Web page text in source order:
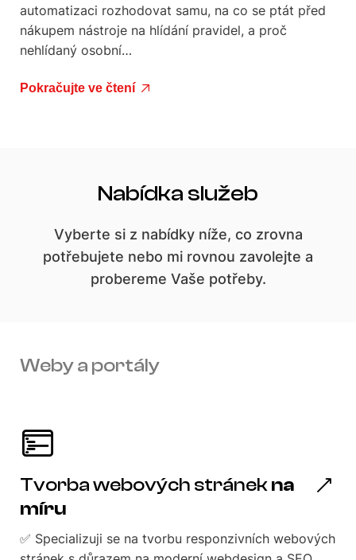
automatizaci rozhodovat samu, na co se ptát před
nákupem nástroje na hlídání pravidel, a proč
nehlídaný osobní…
Pokračujte ve čtení
Nabídka služeb
Vyberte si z nabídky níže, co zrovna
potřebujete nebo mi rovnou zavolejte a
probereme Vaše potřeby.
Weby a portály
Tvorba webových stránekna
míru
✅ Specializuji se na tvorbu responzivních webových